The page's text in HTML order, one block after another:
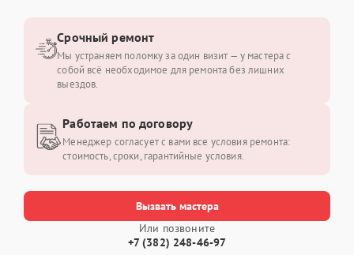
Вызвать мастера
Или позвоните
+7 (382) 248-46-97
Срочный ремонт
Мы устраняем поломку за один визит — у мастера с
собой всё необходимое для ремонта без лишних
выездов.
Работаем по договору
Менеджер согласует с вами все условия ремонта:
стоимость, сроки, гарантийные условия.